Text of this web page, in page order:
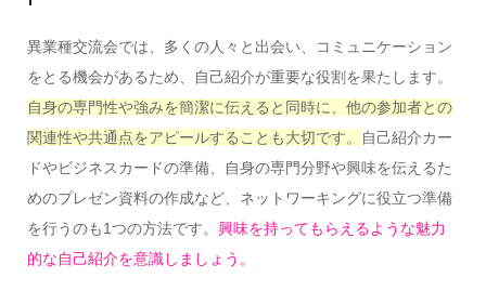
異業種交流会では、多くの人々と出会い、コミュニケーション
をとる機会があるため、自己紹介が重要な役割を果たします。
自身の専門性や強みを簡潔に伝えると同時に、他の参加者との
関連性や共通点をアピールすることも大切です。
自己紹介カー
ドやビジネスカードの準備、自身の専門分野や興味を伝えるた
めのプレゼン資料の作成など、ネットワーキングに役立つ準備
を行うのも1つの方法です。 興味を持ってもらえるような魅力
的な自己紹介を意識しましょう。